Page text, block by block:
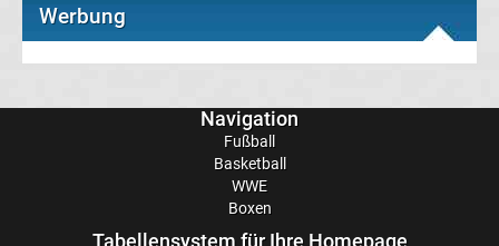
Fußball
Werbung
Navigation
Fußball
Basketball
WWE
Boxen
Tabellensystem für Ihre Homepage